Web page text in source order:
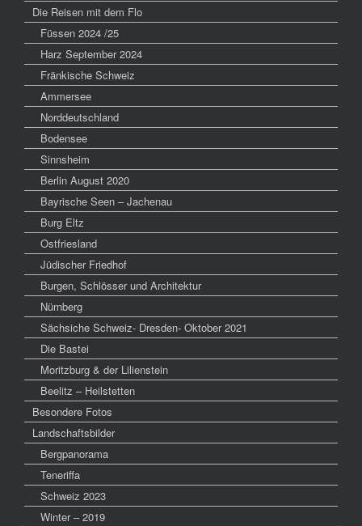
Die Reisen mit dem Flo
Füssen 2024 /25
Harz September 2024
Fränkische Schweiz
Ammersee
Norddeutschland
Bodensee
Sinnsheim
Berlin August 2020
Bayrische Seen – Jachenau
Burg Eltz
Ostfriesland
Jüdischer Friedhof
Burgen, Schlösser und Architektur
Nürnberg
Sächsiche Schweiz- Dresden- Oktober 2021
Die Bastei
Moritzburg & der Lilienstein
Beelitz – Heilstetten
Besondere Fotos
Landschaftsbilder
Bergpanorama
Teneriffa
Schweiz 2023
Winter – 2019